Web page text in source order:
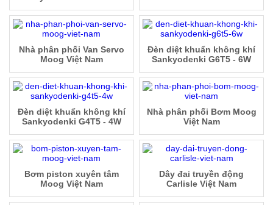
Nhà phân phối Van Servo
Moog Việt Nam
Đèn diệt khuẩn không khí
Sankyodenki G6T5 - 6W
Đèn diệt khuẩn không khí
Sankyodenki G4T5 - 4W
Nhà phân phối Bơm Moog
Việt Nam
Bơm piston xuyên tâm
Moog Việt Nam
Dây đai truyền động
Carlisle Việt Nam